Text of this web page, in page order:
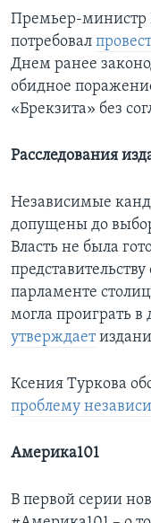
Премьер-министр
потребовал
Днем ранее
обидное
«Брекзита» без
Расследования
Независимые
допущены до
Власть не была
парламенте
могла проиграть в
утверждает
Ксения Туркова
проблему
Америка101
В первой серии